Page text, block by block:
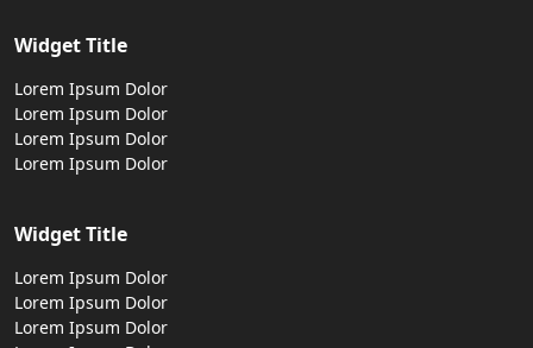
Widget Title
Lorem Ipsum Dolor
Lorem Ipsum Dolor
Lorem Ipsum Dolor
Lorem Ipsum Dolor
Widget Title
Lorem Ipsum Dolor
Lorem Ipsum Dolor
Lorem Ipsum Dolor